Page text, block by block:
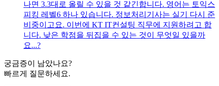
나면 3.3대로 올릴 수 있을 것 같긴합니다. 영어는 토익스
피킹 레벨6 하나 있습니다. 정보처리기사는 실기 다시 준
비중이고요. 이번에 KT IT컨설팅 직무에 지원하려고 합
니다. 낮은 학점을 뒤집을 수 있는 것이 무엇일 있을까
요...?
궁금증이 남았나요?
빠르게 질문하세요.